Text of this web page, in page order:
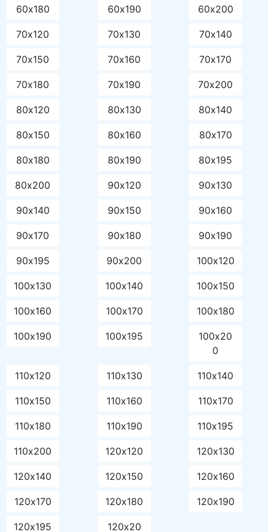
60х180 60х190 60х200
70х120 70х130 70х140
70х150 70х160 70х170
70х180 70х190 70х200
80х120 80х130 80х140
80х150 80х160 80х170
80х180 80х190 80х195
80х200 90х120 90х130
90х140 90х150 90х160
90х170 90х180 90х190
90х195 90х200 100х120
100х130 100х140 100х150
100х160 100х170 100х180
100х190 100х195
100х20
0
110х120 110х130 110х140
110х150 110х160 110х170
110х180 110х190 110х195
110х200 120х120 120х130
120х140 120х150 120х160
120х170 120х180 120х190
120х195
120х20